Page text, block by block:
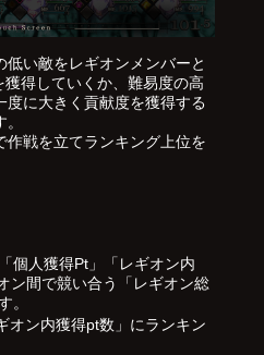
い敵をレギオンメンバーと
得していくか、難易度の高
度に大きく貢献度を獲得する
作戦を立てランキング上位を
個人獲得Pt」「レギオン内
ン間で競い合う「レギオン総
。
オン内獲得pt数」にランキン